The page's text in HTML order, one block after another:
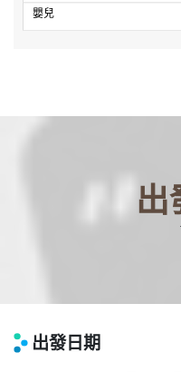
出
出發日期